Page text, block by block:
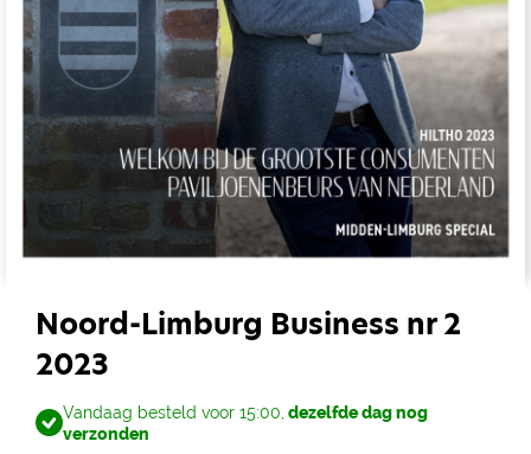
Noord-Limburg Business nr 2
2023
Vandaag besteld voor 15:00, dezelfde dag nog
verzonden